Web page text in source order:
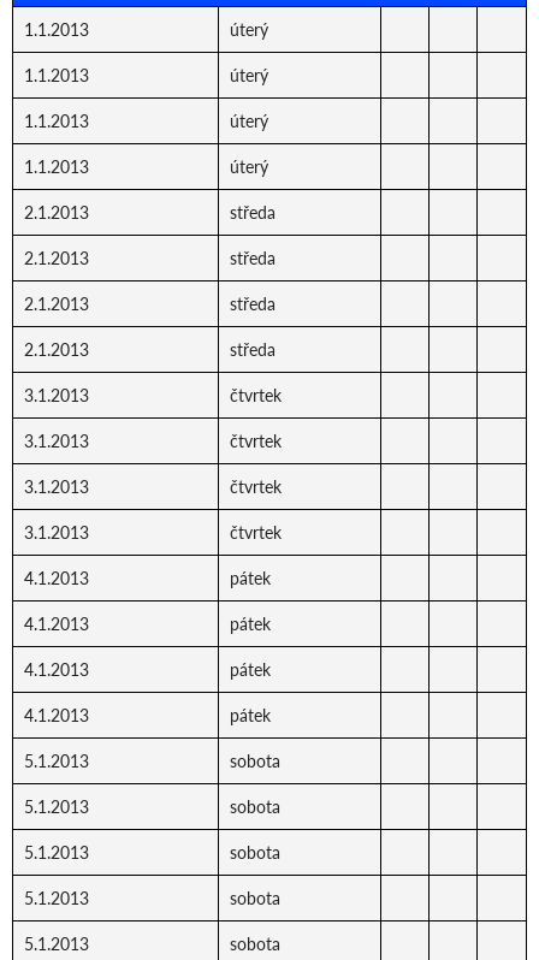
1.1.2013 úterý
1.1.2013 úterý
1.1.2013 úterý
1.1.2013 úterý
2.1.2013 středa
2.1.2013 středa
2.1.2013 středa
2.1.2013 středa
3.1.2013 čtvrtek
3.1.2013 čtvrtek
3.1.2013 čtvrtek
3.1.2013 čtvrtek
4.1.2013 pátek
4.1.2013 pátek
4.1.2013 pátek
4.1.2013 pátek
5.1.2013 sobota
5.1.2013 sobota
5.1.2013 sobota
5.1.2013 sobota
5.1.2013 sobota